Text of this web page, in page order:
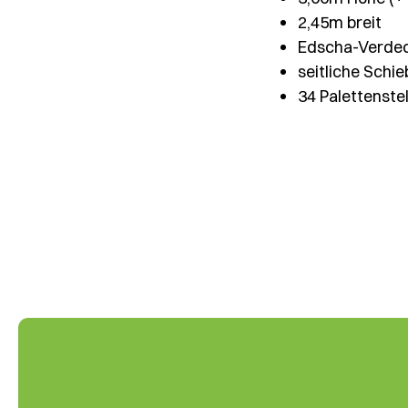
2,45m breit
Edscha-
seitliche
34